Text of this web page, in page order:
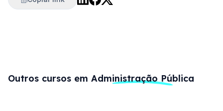
Outros cursos em Administração Pública